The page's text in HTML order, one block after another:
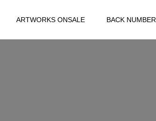
ARTWORKS ONSALE BACK NUMBER